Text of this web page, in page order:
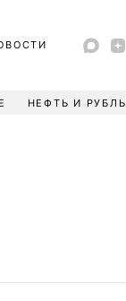
НЕФТЬ И РУБЛЬ